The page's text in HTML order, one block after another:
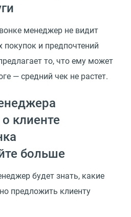
менеджер не видит
и предпочтений
то, что ему может
— средний чек не растет.
клиенте
больше
будет знать, какие
предложить клиенту